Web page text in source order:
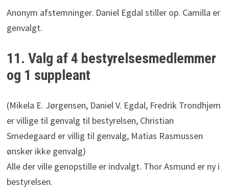
Anonym afstemninger. Daniel Egdal stiller op. Camilla er
genvalgt.
11. Valg af 4 bestyrelsesmedlemmer
og 1 suppleant
(Mikela E. Jørgensen, Daniel V. Egdal, Fredrik Trondhjem
er villige til genvalg til bestyrelsen, Christian
Smedegaard er villig til genvalg, Matias Rasmussen
ønsker ikke genvalg)
Alle der ville genopstille er indvalgt. Thor Asmund er ny i
bestyrelsen.